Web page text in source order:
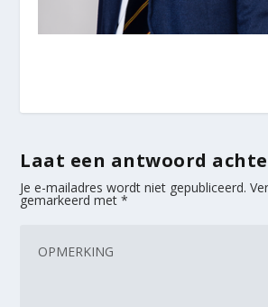
Laat een antwoord
Je e-mailadres wordt niet gepubliceerd.
gemarkeerd met*